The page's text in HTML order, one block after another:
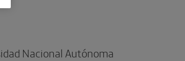
Nacional Autónoma